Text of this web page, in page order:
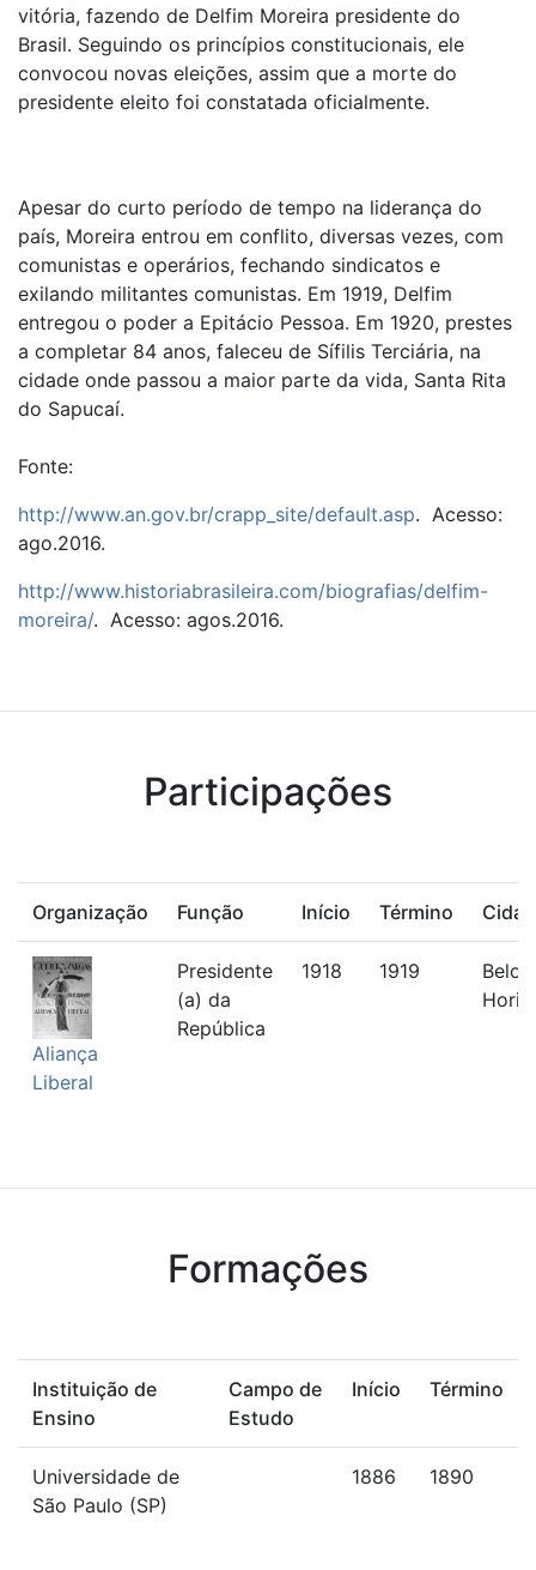
vitória, fazendo de Delfim Moreira presidente do
Brasil. Seguindo os princípios constitucionais, ele
convocou novas eleições, assim que a morte do
presidente eleito foi constatada oficialmente.
Apesar do curto período de tempo na liderança do
país, Moreira entrou em conflito, diversas vezes, com
comunistas e operários, fechando sindicatos e
exilando militantes comunistas. Em 1919, Delfim
entregou o poder a Epitácio Pessoa. Em 1920, prestes
a completar 84 anos, faleceu de Sífilis Terciária, na
cidade onde passou a maior parte da vida, Santa Rita
do Sapucaí.
Fonte:
http://www.an.gov.br/crapp_site/default.asp. Acesso:
ago.2016.
http://www.historiabrasileira.com/biografias/delfim-
moreira/. Acesso: agos.2016.
Participações
Organização Função Início Término
Aliança
Liberal
Presidente
(a) da
República
1918 1919
Belo
Formações
Instituição de
Ensino
Campo de
Estudo
Início Término
Universidade de
São Paulo (SP)
1886 1890